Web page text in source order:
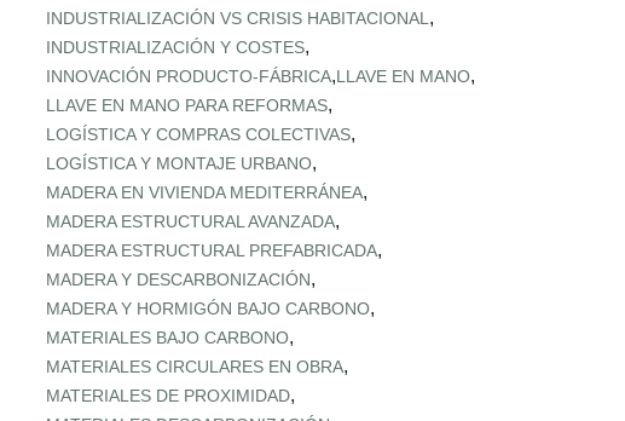
INDUSTRIALIZACIÓN VS CRISIS HABITACIONAL ,
INDUSTRIALIZACIÓN Y COSTES,
INNOVACIÓN PRODUCTO-FÁBRICA,LLAVE EN MANO,
LLAVE EN MANO PARA REFORMAS,
LOGÍSTICA Y COMPRAS COLECTIVAS,
LOGÍSTICA Y MONTAJE URBANO,
MADERA EN VIVIENDA MEDITERRÁNEA,
MADERA ESTRUCTURAL AVANZADA,
MADERA ESTRUCTURAL PREFABRICADA,
MADERA Y DESCARBONIZACIÓN,
MADERA Y HORMIGÓN BAJO CARBONO,
MATERIALES BAJO CARBONO,
MATERIALES CIRCULARES EN OBRA,
MATERIALES DE PROXIMIDAD,